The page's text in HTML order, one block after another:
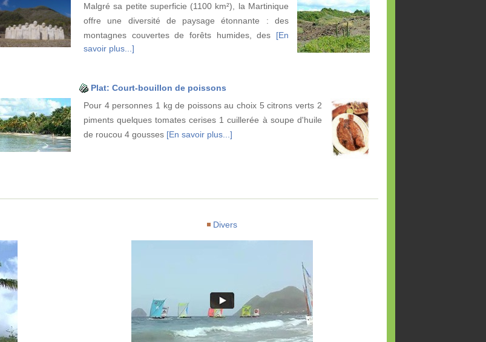
Malgré sa petite superficie (1100 km²), la Martinique
offre une diversité de paysage étonnante : des
montagnes couvertes de forêts humides, des [En
savoir plus...]
Plat: Court-bouillon de poissons
Pour 4 personnes 1 kg de poissons au choix 5 citrons verts 2
piments quelques tomates cerises 1 cuillerée à soupe d'huile
de roucou 4 gousses [En savoir plus...]
Divers